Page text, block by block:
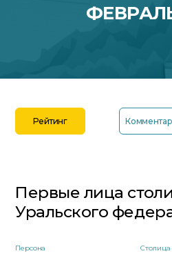
Рейтинг
Первые лица
Уральского
Персона Столица